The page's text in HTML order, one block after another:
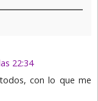
22:34
con lo que me